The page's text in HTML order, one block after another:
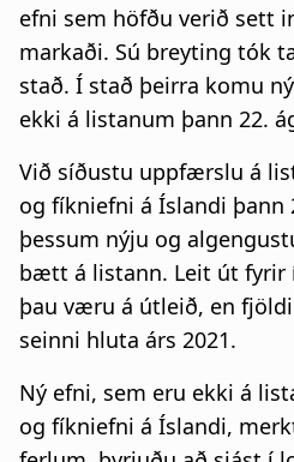
efni sem höfðu verið sett
markaði. Sú breyting tók
stað. Í stað þeirra komu
ekki á listanum þann 22.
Við síðustu uppfærslu á
og fíkniefni á Íslandi þann
þessum nýju og
bætt á listann. Leit út fyrir
þau væru á útleið, en
seinni hluta árs 2021.
Ný efni, sem eru ekki á
og fíkniefni á Íslandi,